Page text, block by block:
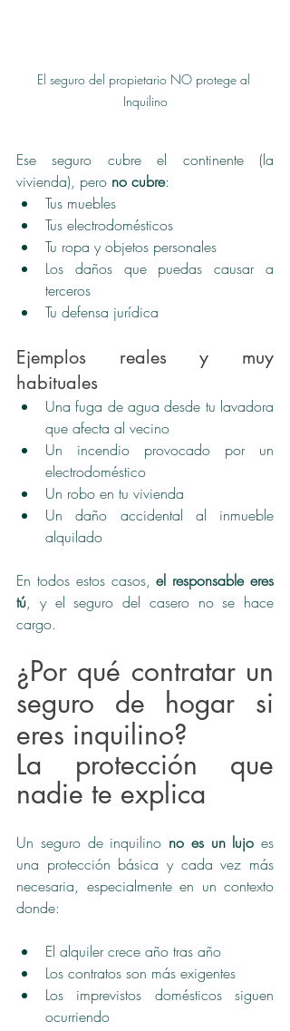
El seguro del propietario NO protege al
Inquilino
Ese seguro cubre el continente (la
vivienda), pero no cubre:
Tus muebles
Tus electrodomésticos
Tu ropa y objetos personales
Los daños que puedas causar a
terceros
Tu defensa jurídica
Ejemplos reales y muy
habituales
Una fuga de agua desde tu lavadora
que afecta al vecino
Un incendio provocado por un
electrodoméstico
Un robo en tu vivienda
Un daño accidental al inmueble
alquilado
En todos estos casos, el responsable eres
tú, y el seguro del casero no se hace
cargo.
¿Por qué contratar un
seguro de hogar si
eres inquilino?
La protección que
nadie te explica
Un seguro de inquilino no es un lujo es
una protección básica y cada vez más
necesaria, especialmente en un contexto
donde:
El alquiler crece año tras año
Los contratos son más exigentes
Los imprevistos domésticos siguen
ocurriendo